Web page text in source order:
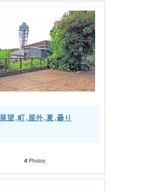
展望,町,屋外,夏,曇り
4Photos